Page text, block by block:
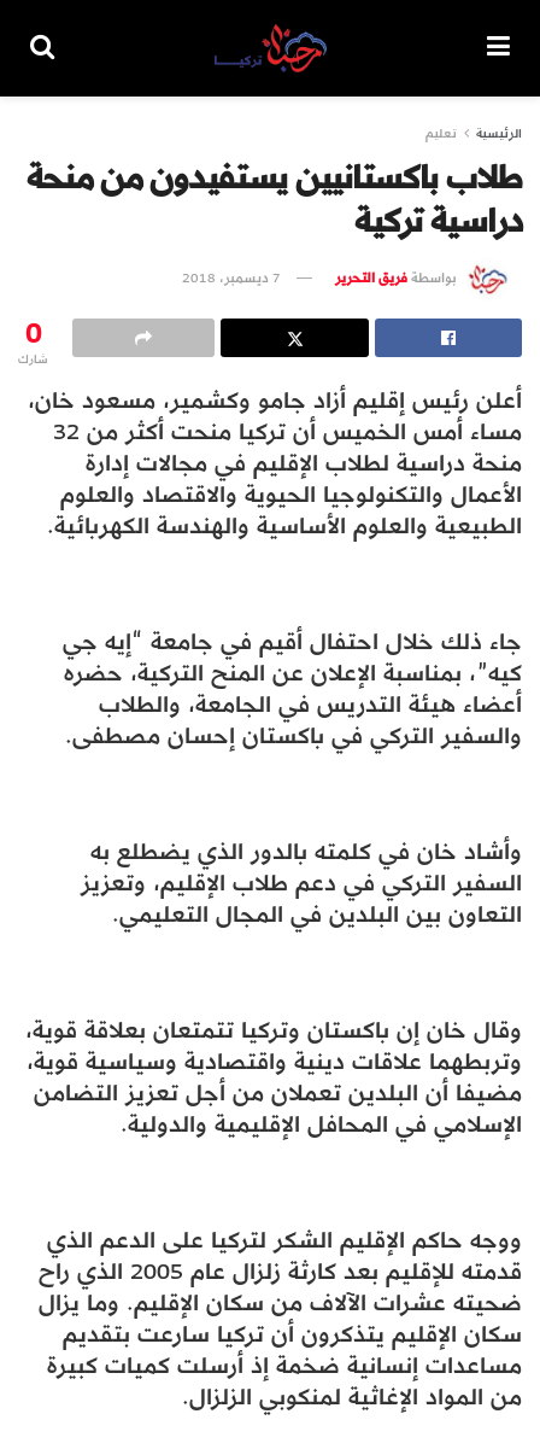
الرئيسية تعليم
طلاب باكستانيين يستفيدون من منحة
دراسية تركية
بواسطةفريق التحرير 7 ديسمبر، 2018
0
شارك
أعلن رئيس إقليم أزاد جامو وكشمير، مسعود خان،
مساء أمس الخميس أن تركيا منحت أكثر من 32
منحة دراسية لطلاب الإقليم في مجالات إدارة
الأعمال والتكنولوجيا الحيوية والاقتصاد والعلوم
الطبيعية والعلوم الأساسية والهندسة الكهربائية.
جاء ذلك خلال احتفال أقيم في جامعة “إيه جي
كيه”، بمناسبة الإعلان عن المنح التركية، حضره
أعضاء هيئة التدريس في الجامعة، والطلاب
والسفير التركي في باكستان إحسان مصطفى.
وأشاد خان في كلمته بالدور الذي يضطلع به
السفير التركي في دعم طلاب الإقليم، وتعزيز
التعاون بين البلدين في المجال التعليمي.
وقال خان إن باكستان وتركيا تتمتعان بعلاقة قوية،
وتربطهما علاقات دينية واقتصادية وسياسية قوية،
مضيفا أن البلدين تعملان من أجل تعزيز التضامن
الإسلامي في المحافل الإقليمية والدولية.
ووجه حاكم الإقليم الشكر لتركيا على الدعم الذي
قدمته للإقليم بعد كارثة زلزال عام 2005 الذي راح
ضحيته عشرات الآلاف من سكان الإقليم. وما يزال
سكان الإقليم يتذكرون أن تركيا سارعت بتقديم
مساعدات إنسانية ضخمة إذ أرسلت كميات كبيرة
من المواد الإغاثية لمنكوبي الزلزال.